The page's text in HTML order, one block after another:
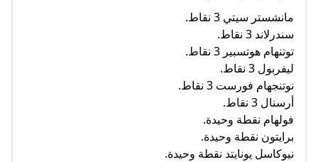
مانشستر سيتي 3 نقاط.
سندرلاند 3 نقاط.
توتنهام هوتسبير 3 نقاط.
ليفربول 3 نقاط.
نوتنجهام فورست 3 نقاط.
أرسنال 3 نقاط.
فولهام نقطة وحيدة.
برايتون نقطة وحيدة.
نيوكاسل يونايتد نقطة وحيدة.